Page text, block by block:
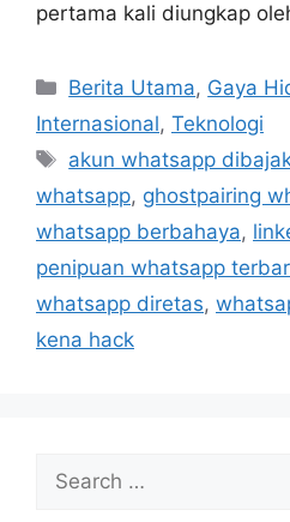
pertama kali diungkap
C
a
e
g
o
r
i
s
Berita Utama, Gaya
Internasional, Teknologi
T
a
s
akun whatsapp
whatsapp, ghostpairing
whatsapp berbahaya,
penipuan whatsapp
whatsapp diretas,
kena hack